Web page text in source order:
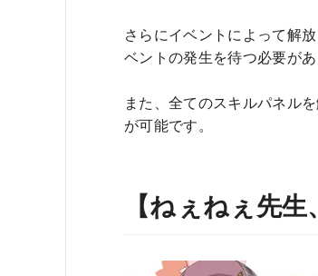
さらにイベントによって解
ベントの発生を待つ必要があ
また、全てのスキルパネル
が可能です。
【ねぇねぇ先